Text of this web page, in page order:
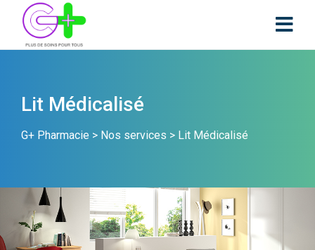
Lit Médicalisé
G+ Pharmacie > Nos services > Lit Médicalisé